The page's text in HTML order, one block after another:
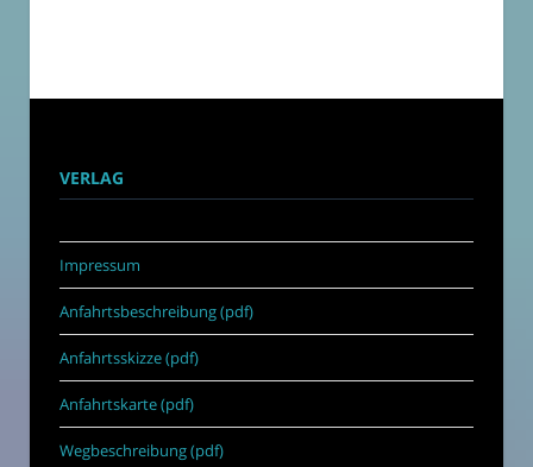
VERLAG
Impressum
Anfahrtsbeschreibung (pdf)
Anfahrtsskizze (pdf)
Anfahrtskarte (pdf)
Wegbeschreibung (pdf)